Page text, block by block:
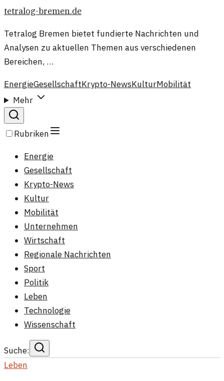
tetralog-bremen.de
Tetralog Bremen bietet fundierte Nachrichten und
Analysen zu aktuellen Themen aus verschiedenen
Bereichen, …
EnergieGesellschaftKrypto-NewsKulturMobilität
Mehr
Rubriken
Energie
Gesellschaft
Krypto-News
Kultur
Mobilität
Unternehmen
Wirtschaft
Regionale Nachrichten
Sport
Politik
Leben
Technologie
Wissenschaft
Suche:
Leben